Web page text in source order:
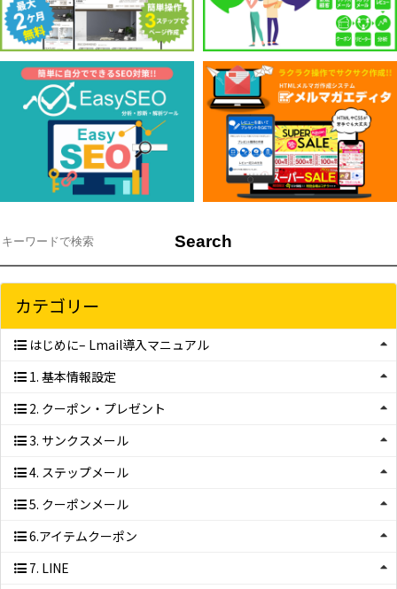
カテゴリー
はじめに– Lmail導入マニュアル
1. 基本情報設定
2. クーポン・プレゼント
3. サンクスメール
4. ステップメール
5. クーポンメール
6.アイテムクーポン
7. LINE